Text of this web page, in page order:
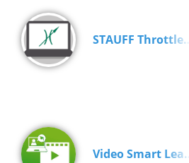
STAUFF Throttle…
Video Smart Lea…